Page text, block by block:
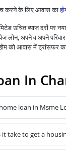
करने के लिए आवास का
उचित ब्याज दरों पर
लोन, अपने व अपने
को आवास में ट्रांसफर
In
loan in Msme
take to get a